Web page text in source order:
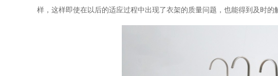
样，这样即使在以后的适应过程中出现了衣架的质量问题，也能得到及时的